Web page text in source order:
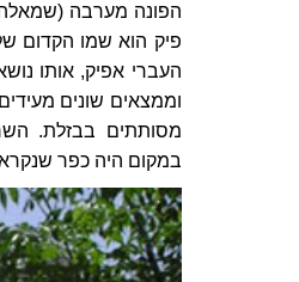
הפונה מערבה (שמאלה
פיק הוא שמו הקדום
העברי אפיק, אותו
וממצאים שונים
מסותתים בבזלת.
במקום היה כפר שנקרא